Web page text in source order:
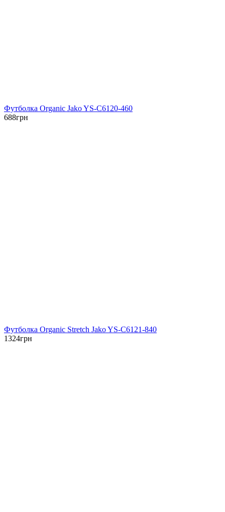
Футболка Organic Jako YS-C6120-460
688грн
Футболка Organic Stretch Jako YS-C6121-840
1324грн